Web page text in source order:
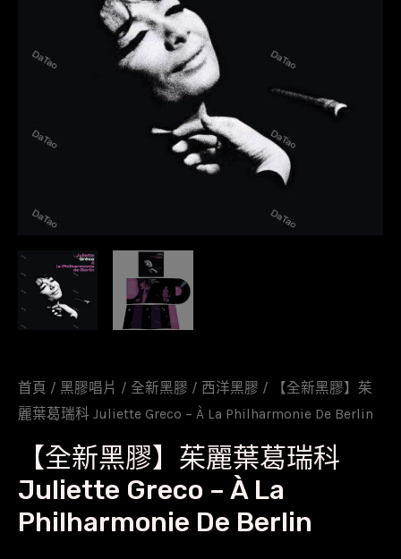
首頁 / 黑膠唱片 / 全新黑膠 / 西洋黑膠 / 【全新黑膠】茱
麗葉葛瑞科 Juliette Greco – À La Philharmonie De Berlin
【全新黑膠】茱麗葉葛瑞科
Juliette Greco – À La
Philharmonie De Berlin